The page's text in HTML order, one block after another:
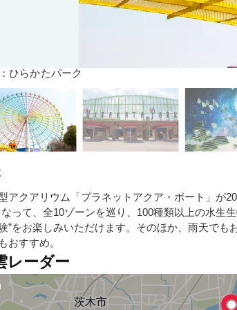
ひらかたパーク
アクアリウム「プラネットアクア・ポート」が
なって、全10ゾーンを巡り、100種類以上の水生
”をお楽しみいただけます。そのほか、雨天で
おすすめ。
レーダー